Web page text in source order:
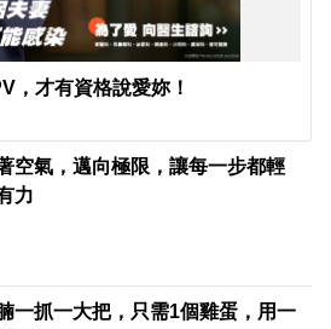
，才有資格說愛妳！
空氣，邁向極限，讓每一步都輕
力
一抓一大把，只需1個雞蛋，用一